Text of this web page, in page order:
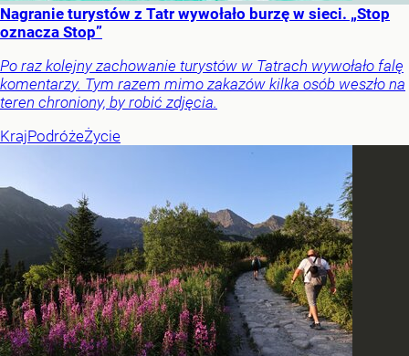
Nagranie turystów z Tatr wywołało burzę w sieci. „Stop
oznacza Stop”
Po raz kolejny zachowanie turystów w Tatrach wywołało falę
komentarzy. Tym razem mimo zakazów kilka osób weszło na
teren chroniony, by robić zdjęcia.
KrajPodróżeŻycie